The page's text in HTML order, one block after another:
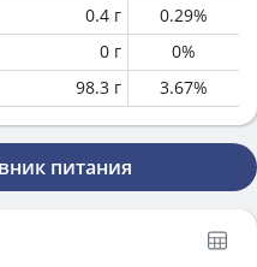
0.4 г 0.29%
0 г 0%
98.3 г 3.67%
питания